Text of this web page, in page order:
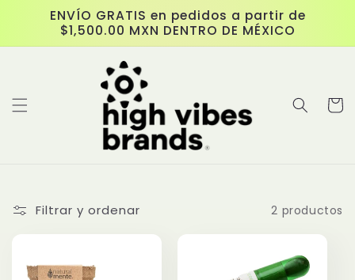
directamente
al contenido
ENVÍO GRATIS en pedidos a partir de
$1,500.00 MXN DENTRO DE MÉXICO
Carrito
Filtrar y ordenar 2 productos